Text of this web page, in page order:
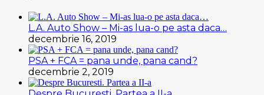
L.A. Auto Show – Mi-as lua-o pe asta daca…
decembrie 16, 2019
PSA + FCA = pana unde, pana cand?
decembrie 2, 2019